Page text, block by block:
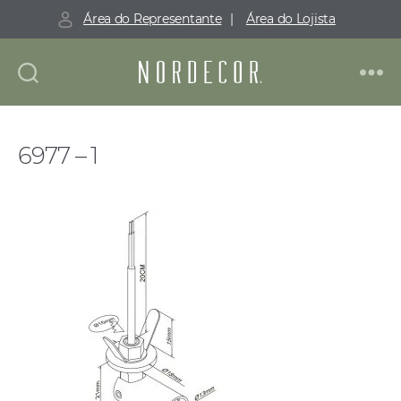
Área do Representante | Área do Lojista
Nordecor
6977 – 1